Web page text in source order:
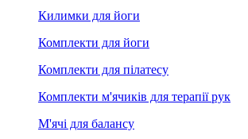
Килимки для йоги
Комплекти для йоги
Комплекти для пілатесу
Комплекти м'ячиків для терапії рук
М'ячі для балансу